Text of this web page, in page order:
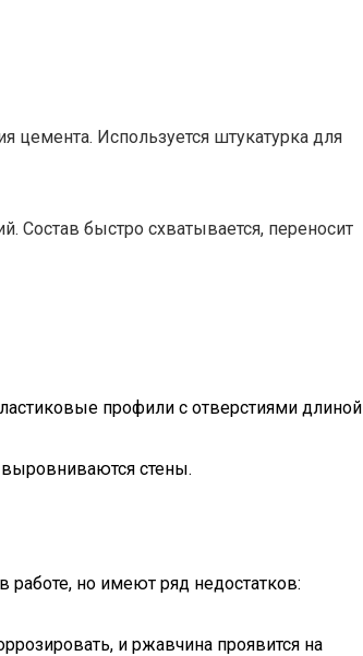
Используется штукатурка для
Состав быстро схватывается, переносит
профили с отверстиями длиной
стены.
работе, но имеют ряд недостатков:
и ржавчина проявится на